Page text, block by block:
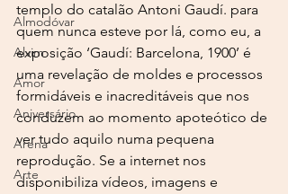
Almodóvar
Alvim
Amor
Aniversário
Arena
Arte
templo do catalão Antoni Gaudí. para
quem nunca esteve por lá, como eu, a
exposição ‘Gaudí: Barcelona, 1900’ é
uma revelação de moldes e processos
formidáveis e inacreditáveis que nos
conduzem ao momento apoteótico de
ver tudo aquilo numa pequena
reprodução. Se a internet nos
disponibiliza vídeos, imagens e